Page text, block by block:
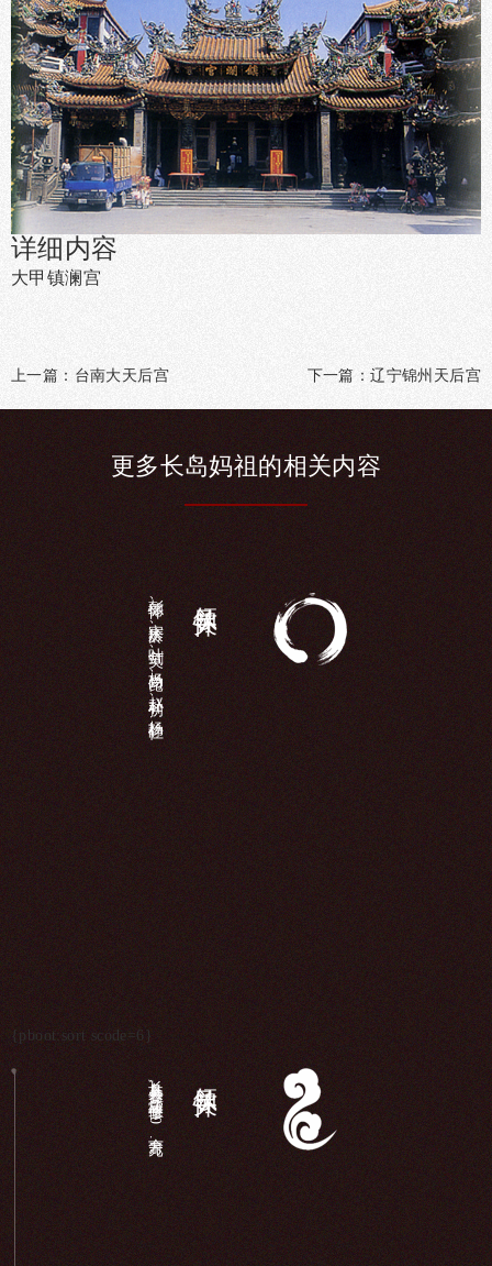
详细内容
大甲镇澜宫
上一篇： 台南大天后宫 下一篇：辽宁锦州天后宫
更多长岛妈祖的相关内容
彭德怀、宋庆龄、叶剑英、杨尚昆、赵朴初、杨静仁...
{pboot:sort scode=6}
长岛县各界,庙宇维修（340余万元）...